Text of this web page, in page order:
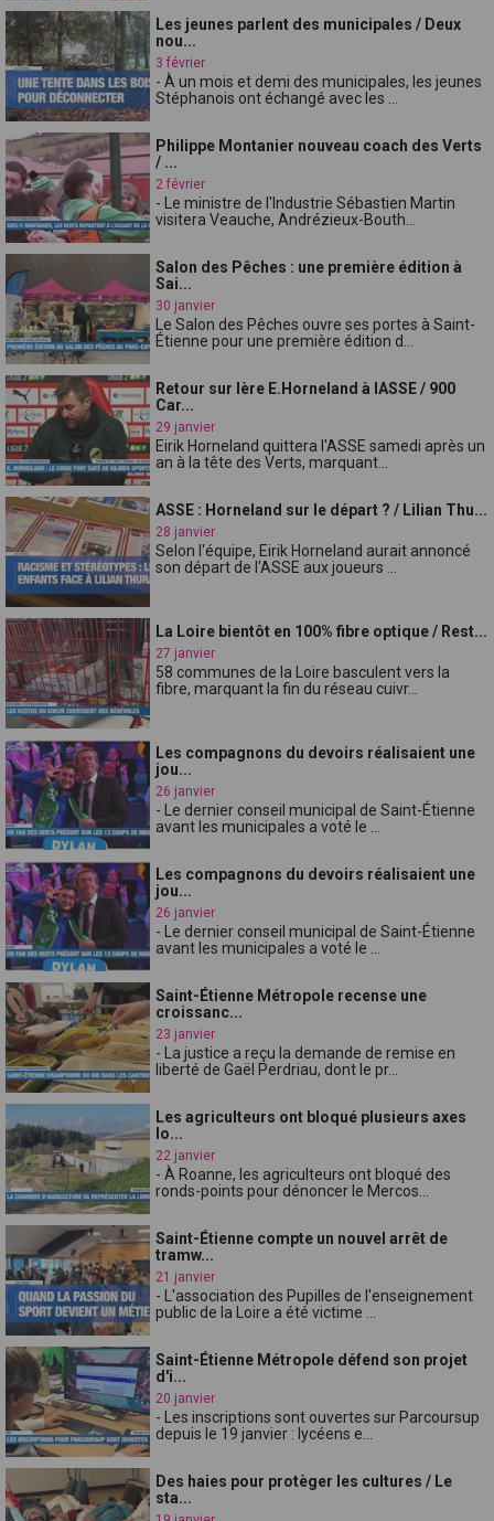
Les jeunes parlent des municipales / Deux
nou...
3 février
- À un mois et demi des municipales, les jeunes
Stéphanois ont échangé avec les ...
Philippe Montanier nouveau coach des Verts
/ ...
2 février
- Le ministre de l'Industrie Sébastien Martin
visitera Veauche, Andrézieux-Bouth...
Salon des Pêches : une première édition à
Sai...
30 janvier
Le Salon des Pêches ouvre ses portes à Saint-
Étienne pour une première édition d...
Retour sur lère E.Horneland à lASSE / 900
Car...
29 janvier
Eirik Horneland quittera l'ASSE samedi après un
an à la tête des Verts, marquant...
ASSE : Horneland sur le départ ? / Lilian Thu...
28 janvier
Selon l'équipe, Eirik Horneland aurait annoncé
son départ de l'ASSE aux joueurs ...
La Loire bientôt en 100% fibre optique / Rest...
27 janvier
58 communes de la Loire basculent vers la
fibre, marquant la fin du réseau cuivr...
Les compagnons du devoirs réalisaient une
jou...
26 janvier
- Le dernier conseil municipal de Saint-Étienne
avant les municipales a voté le ...
Les compagnons du devoirs réalisaient une
jou...
26 janvier
- Le dernier conseil municipal de Saint-Étienne
avant les municipales a voté le ...
Saint-Étienne Métropole recense une
croissanc...
23 janvier
- La justice a reçu la demande de remise en
liberté de Gaël Perdriau, dont le pr...
Les agriculteurs ont bloqué plusieurs axes
lo...
22 janvier
- À Roanne, les agriculteurs ont bloqué des
ronds-points pour dénoncer le Mercos...
Saint-Étienne compte un nouvel arrêt de
tramw...
21 janvier
- L'association des Pupilles de l'enseignement
public de la Loire a été victime ...
Saint-Étienne Métropole défend son projet
d'i...
20 janvier
- Les inscriptions sont ouvertes sur Parcoursup
depuis le 19 janvier : lycéens e...
Des haies pour protèger les cultures / Le
sta...